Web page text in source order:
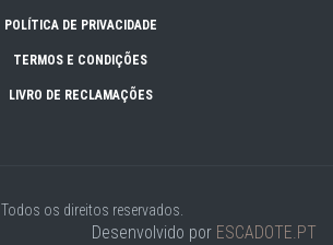
POLÍTICA DE PRIVACIDADE
TERMOS E CONDIÇÕES
LIVRO DE RECLAMAÇÕES
Todos os direitos reservados.
Desenvolvido por ESCADOTE.PT